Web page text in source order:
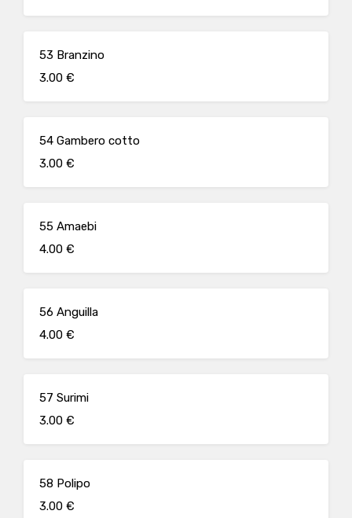
53 Branzino
3.00 €
54 Gambero cotto
3.00 €
55 Amaebi
4.00 €
56 Anguilla
4.00 €
57 Surimi
3.00 €
58 Polipo
3.00 €